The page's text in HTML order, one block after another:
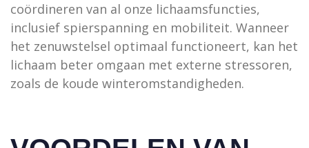
coördineren van al onze lichaamsfuncties,
inclusief spierspanning en mobiliteit. Wanneer
het zenuwstelsel optimaal functioneert, kan het
lichaam beter omgaan met externe stressoren,
zoals de koude winteromstandigheden.